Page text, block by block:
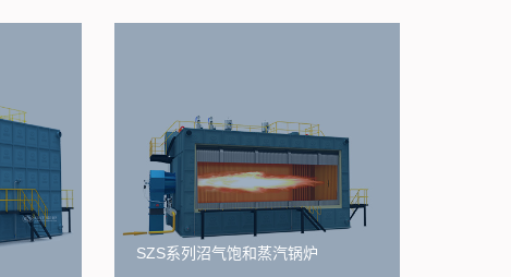
SZS系列沼气饱和蒸汽锅炉